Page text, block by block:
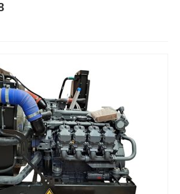
Parça
513